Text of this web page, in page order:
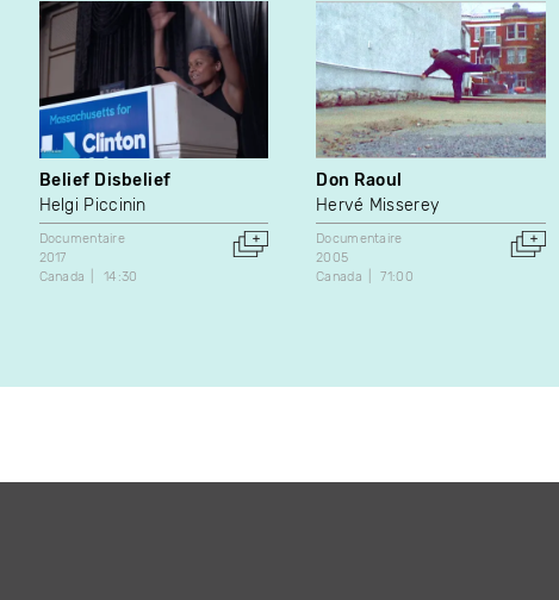
Belief Disbelief
Helgi Piccinin
Documentaire
2017
Canada
14:30
Don Raoul
Hervé Misserey
Documentaire
2005
Canada
71:00